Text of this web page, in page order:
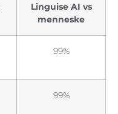
Linguise AI vs
menneske
99%
99%